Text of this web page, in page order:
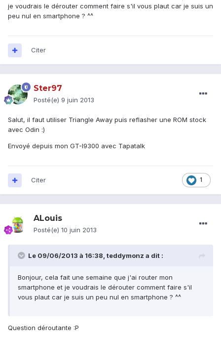
je voudrais le dérouter comment faire s'il vous plaut car je suis un
peu nul en smartphone ? ^^
Citer
Ster97
Posté(e) 9 juin 2013
Salut, il faut utiliser Triangle Away puis reflasher une ROM stock
avec Odin :)
Envoyé depuis mon GT-I9300 avec Tapatalk
1
Citer
ALouis
Posté(e) 10 juin 2013
Le 09/06/2013 à 16:38, teddymonz a dit :
Bonjour, cela fait une semaine que j'ai router mon
smartphone et je voudrais le dérouter comment faire s'il
vous plaut car je suis un peu nul en smartphone ? ^^
Question déroutante :P